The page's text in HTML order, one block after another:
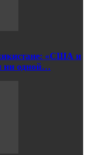
«США и
ни одной…